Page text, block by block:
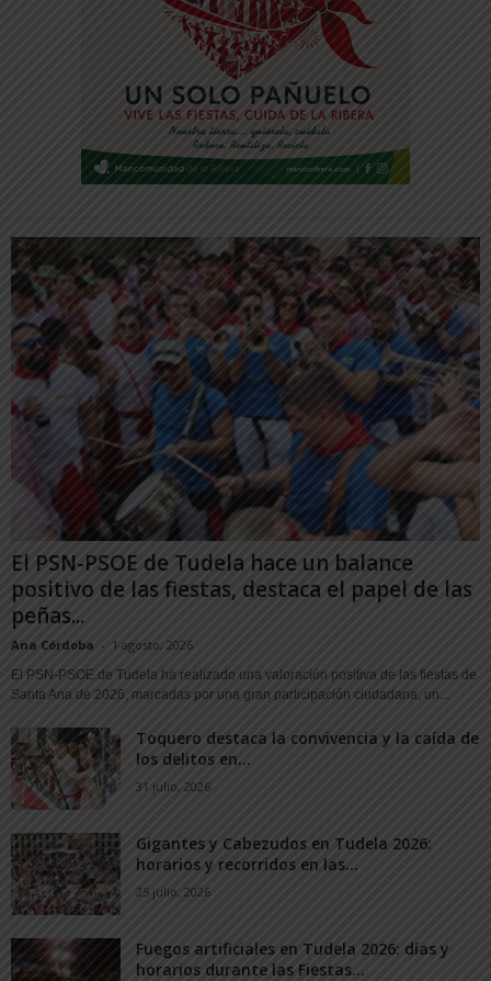
El PSN-PSOE de Tudela hace un balance
positivo de las fiestas, destaca el papel de las
peñas...
Ana Córdoba - 1 agosto, 2026
El PSN-PSOE de Tudela ha realizado una valoración positiva de las fiestas de
Santa Ana de 2026, marcadas por una gran participación ciudadana, un...
Toquero destaca la convivencia y la caída de
los delitos en...
31 julio, 2026
Gigantes y Cabezudos en Tudela 2026:
horarios y recorridos en las...
25 julio, 2026
Fuegos artificiales en Tudela 2026: días y
horarios durante las Fiestas...